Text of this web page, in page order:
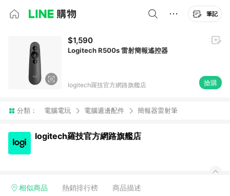
筆記
$1,590
Logitech R500s 雷射簡報遙控器
logitech羅技官方網路旗艦店 搶購
分類： 電腦電玩 電腦週邊配件 簡報器雷射筆
logitech羅技官方網路旗艦店
相似商品 熱銷排行榜 商品描述